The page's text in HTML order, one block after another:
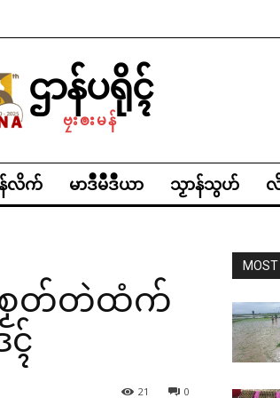
ဌာန်ပရိုၚ်
ဗၠးၜးမန်
န်လိက် မာဒဳမဳဒဳယာ သၟာန်သွဟ်
စၟတ်တဲထံက်
ၚ်
0
21